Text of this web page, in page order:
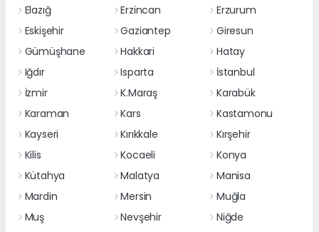
Elazığ
Erzincan
Erzurum
Eskişehir
Gaziantep
Giresun
Gümüşhane
Hakkari
Hatay
Iğdır
Isparta
İstanbul
İzmir
K.Maraş
Karabük
Karaman
Kars
Kastamonu
Kayseri
Kırıkkale
Kırşehir
Kilis
Kocaeli
Konya
Kütahya
Malatya
Manisa
Mardin
Mersin
Muğla
Muş
Nevşehir
Niğde